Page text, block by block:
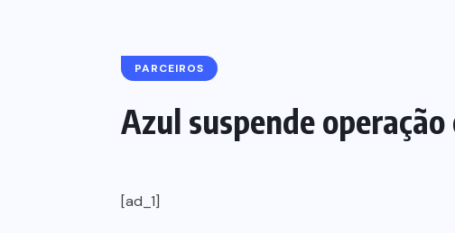
PARCEIROS
Azul suspende
[ad_1]